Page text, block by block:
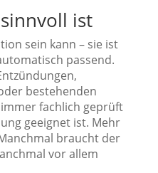
ist
sein kann – sie ist
passend.
bestehenden
fachlich geprüft
geeignet ist. Mehr
braucht der
vor allem